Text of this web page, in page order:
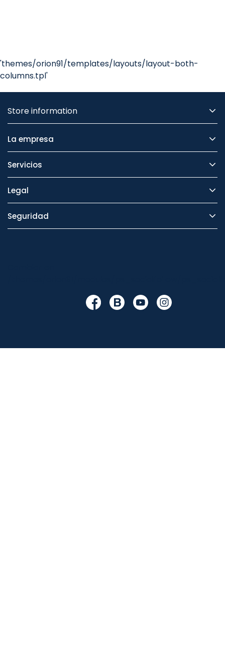
'themes/orion91/templates/layouts/layout-both-
columns.tpl'
Store information
La empresa
Servicios
Legal
Seguridad